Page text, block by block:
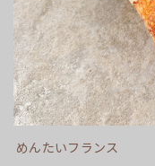
めんたいフランス